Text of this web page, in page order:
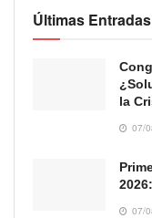
Últimas Entradas
la
07/
07/